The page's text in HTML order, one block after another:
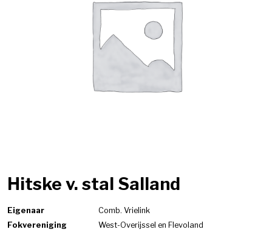
Hitske v. stal Salland
Eigenaar
Comb. Vrielink
Fokvereniging
West-Overijssel en Flevoland